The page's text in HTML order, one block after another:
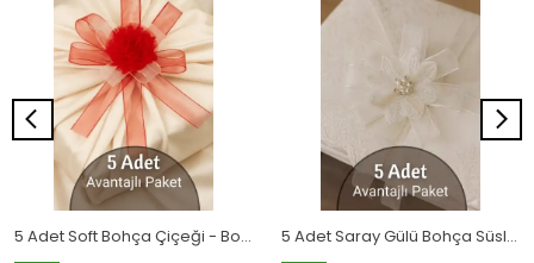
5 Adet Soft Bohça Çiçeği - Bohça Süsleme Çiçeği - Kırmızı 5 Adet Saray Gülü Bohça Süsleme Çiçeği (Krem)